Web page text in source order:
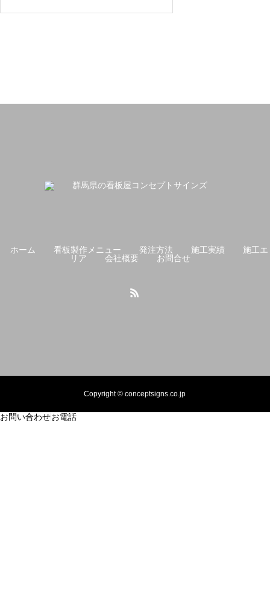
ホーム 看板製作メニュー 発注方法 施工実績
施工エ
リア
会社概要 お問合せ
Copyright © conceptsigns.co.jp
お問い合わせお電話